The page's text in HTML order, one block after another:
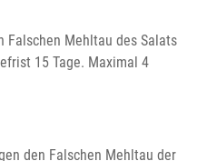
Falschen Mehltau des Salats
15 Tage. Maximal 4
den Falschen Mehltau der